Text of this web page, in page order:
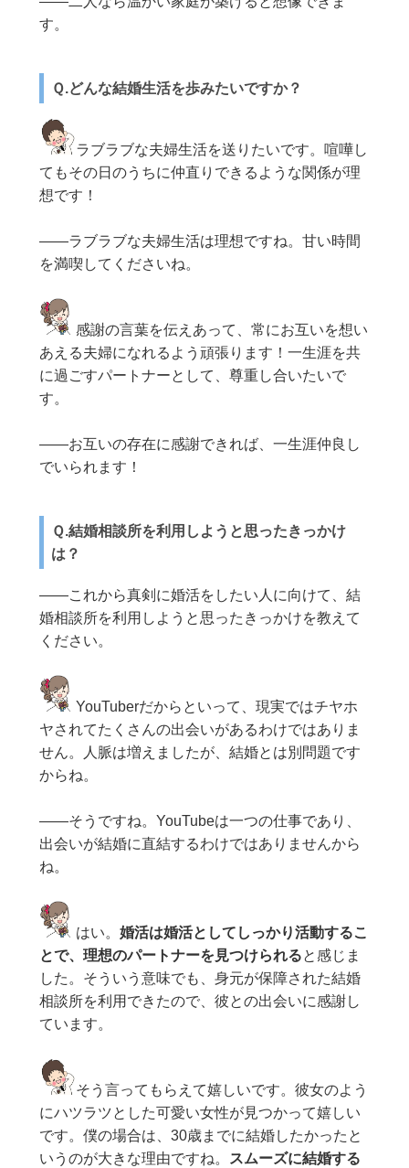
す。
Ｑ.どんな結婚生活を歩みたいですか？
ラブラブな夫婦生活を送りたいです。喧嘩し
てもその日のうちに仲直りできるような関係が理
想です！
——ラブラブな夫婦生活は理想ですね。甘い時間
を満喫してくださいね。
感謝の言葉を伝えあって、常にお互いを想い
あえる夫婦になれるよう頑張ります！一生涯を共
に過ごすパートナーとして、尊重し合いたいで
す。
——お互いの存在に感謝できれば、一生涯仲良し
でいられます！
Ｑ.結婚相談所を利用しようと思ったきっかけ
は？
——これから真剣に婚活をしたい人に向けて、結
婚相談所を利用しようと思ったきっかけを教えて
ください。
YouTuberだからといって、現実ではチヤホ
ヤされてたくさんの出会いがあるわけではありま
せん。人脈は増えましたが、結婚とは別問題です
からね。
——そうですね。YouTubeは一つの仕事であり、
出会いが結婚に直結するわけではありませんから
ね。
はい。婚活は婚活としてしっかり活動するこ
とで、理想のパートナーを見つけられると感じま
した。そういう意味でも、身元が保障された結婚
相談所を利用できたので、彼との出会いに感謝し
ています。
そう言ってもらえて嬉しいです。彼女のよう
にハツラツとした可愛い女性が見つかって嬉しい
です。僕の場合は、30歳までに結婚したかったと
いうのが大きな理由ですね。
スムーズに結婚する